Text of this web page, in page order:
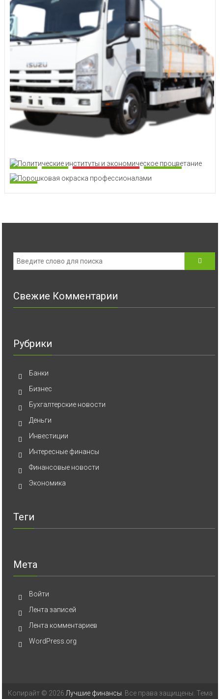
Бизнес Деньги Интересные финансы Экономика
Бизнес
Свежие Комментарии
Рубрики
Банки
Бизнес
Бухгалтерские новости
Деньги
Инвестиции
Интересные финансы
Финансовые новости
Экономика
Теги
Мета
Войти
Лента записей
Лента комментариев
WordPress.org
Копирайт © 2026 Лучшие финансы . Все права защищены. Тема